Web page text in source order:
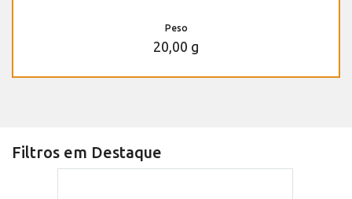
Peso
20,00 g
Filtros em Destaque